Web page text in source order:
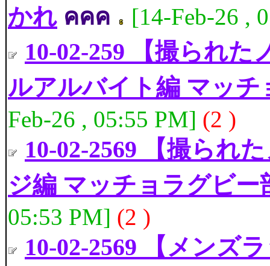
かれ คคค [14-Feb-26 ,
10-02-259 【撮られた
ルアルバイト編 マッチ
Feb-26 , 05:55 PM] (2 )
10-02-2569 【撮られ
ジ編 マッチョラグビー
05:53 PM] (2 )
10-02-2569 【メンズ